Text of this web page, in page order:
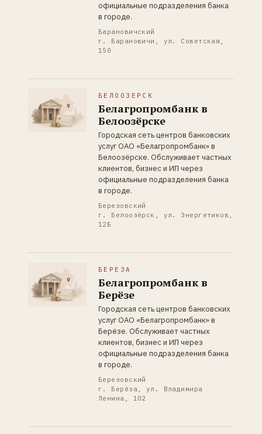
официальные подразделения банка
в городе.
Барановичский
г. Барановичи, ул. Советская,
150
БЕЛООЗЕРСК
Белагропромбанк в
Белоозёрске
Городская сеть центров банковских
услуг ОАО «Белагропромбанк» в
Белоозёрске. Обслуживает частных
клиентов, бизнес и ИП через
официальные подразделения банка
в городе.
Березовский
г. Белоозёрск, ул. Энергетиков,
12Б
БЕРЕЗА
Белагропромбанк в
Берёзе
Городская сеть центров банковских
услуг ОАО «Белагропромбанк» в
Берёзе. Обслуживает частных
клиентов, бизнес и ИП через
официальные подразделения банка
в городе.
Березовский
г. Берёза, ул. Владимира
Ленина, 102